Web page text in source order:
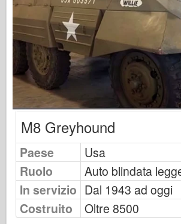
Osprey Publishing
Segnale squadrone
Potenza del serbatoio
Camion & Carri armati
Waffen-Arsenal
Wydawnictwo Militaria
Maquettes
Accademia
Modelli ace
AFV Club
Airfix
Aeronautica
M8 Greyhound
Paese
Usa
Ruolo
Auto blindata
In servizio Dal 1943 ad oggi
Costruito
Oltre 8500